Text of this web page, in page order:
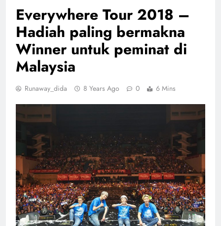
Everywhere Tour 2018 –
Hadiah paling bermakna
Winner untuk peminat di
Malaysia
Runaway_dida 8 Years Ago 0 6 Mins